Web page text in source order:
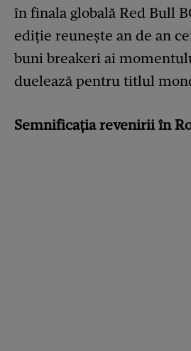
în finala globală Red Bull
ediție reunește an de an
buni breakeri ai
duelează pentru titlul
Semnificația revenirii în